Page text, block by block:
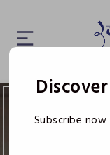
Subscribe